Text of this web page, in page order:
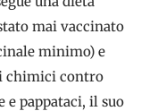
mai vaccinato
minimo) e
chimici contro
pappataci, il suo